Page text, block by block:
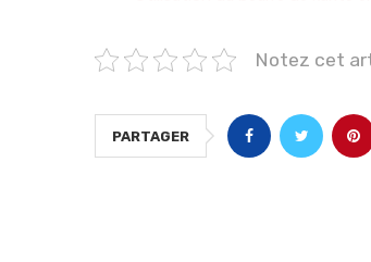
Notez cet
PARTAGER